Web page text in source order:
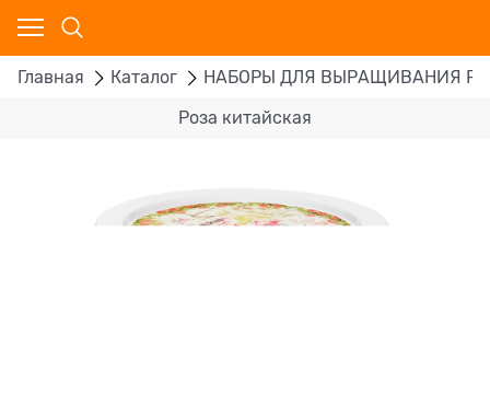
Главная Каталог НАБОРЫ ДЛЯ ВЫРАЩИВАНИЯ
Роза китайская